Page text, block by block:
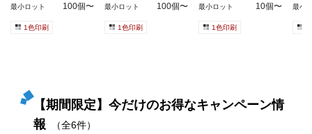
最小ロット 100個〜
1色印刷
最小ロット 100個〜
1色印刷
最小ロット 10個〜
1色印刷
最小
【期間限定】今だけのお得なキャンペーン情
報
（全6件）